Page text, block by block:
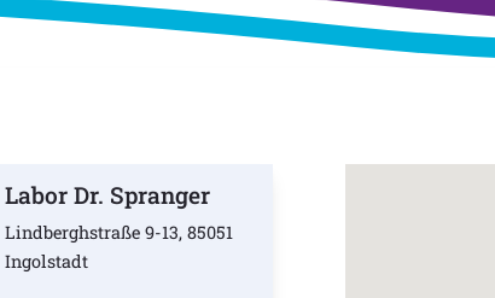
Labor Dr. Spranger
Lindberghstraße 9-13, 85051
Ingolstadt